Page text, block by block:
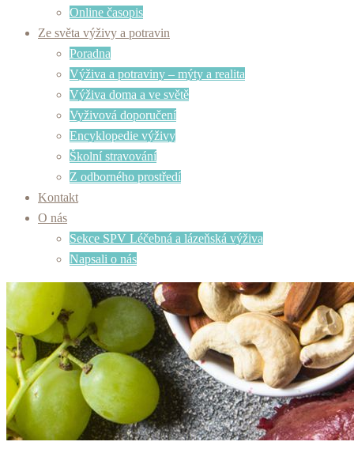
Online časopis
Ze světa výživy a potravin
Poradna
Výživa a potraviny – mýty a realita
Výživa doma a ve světě
Vyživová doporučení
Encyklopedie výživy
Školní stravování
Z odborného prostředí
Kontakt
O nás
Sekce SPV Léčebná a lázeňská výživa
Napsali o nás